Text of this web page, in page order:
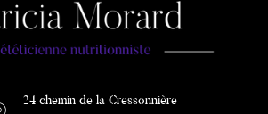
24 chemin de la Cressonnière